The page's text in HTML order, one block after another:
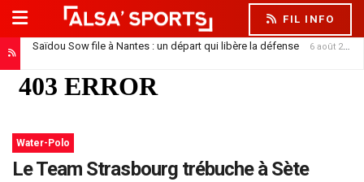
FIL INFO
Saïdou Sow file à Nantes : un départ qui libère la défense 6 août 2026
Water-Polo
Le Team Strasbourg trébuche à Sète